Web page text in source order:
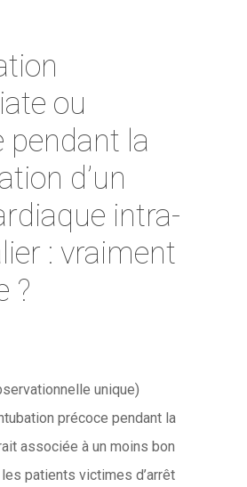
ou
pendant la
d’un
intra-
: vraiment
?
unique)
précoce pendant la
associée à un moins bon
patients victimes d’arrêt